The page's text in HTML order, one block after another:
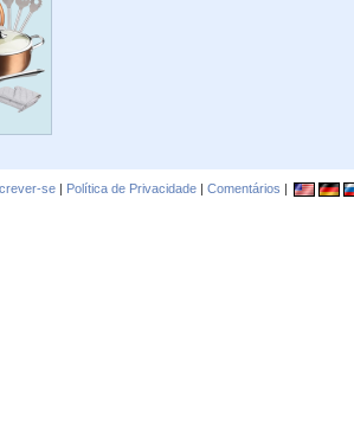
se | Política de Privacidade | Comentários |